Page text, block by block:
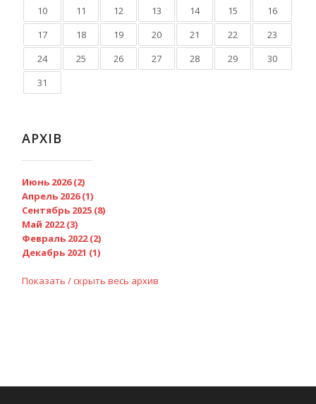
10
11 12 13 14 15
16
17
18 19 20 21 22
23
24
25 26 27 28 29
30
31
АРХІВ
Июнь 2026 (2)
Апрель 2026 (1)
Сентябрь 2025 (8)
Май 2022 (3)
Февраль 2022 (2)
Декабрь 2021 (1)
Показать / скрыть весь архив